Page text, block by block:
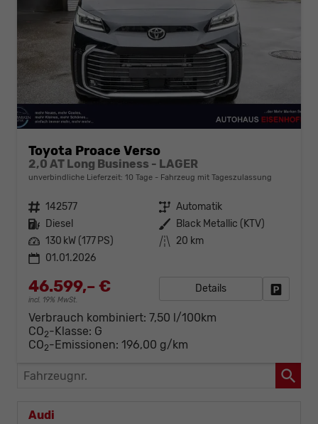
Toyota Proace Verso
2,0 AT Long Business - LAGER
unverbindliche Lieferzeit: 10 Tage Fahrzeug mit Tageszulassung
Fahrzeugnr. 142577 Getriebe Automatik
Kraftstoff Diesel Außenfarbe Black Metallic (KTV)
Leistung 130 kW (177 PS) Kilometerstand 20 km
01.01.2026
46.599,– €
incl. 19% MwSt.
Details
Verbrauch kombiniert: 7,50 l/100km
CO2-Klasse: G
CO2-Emissionen: 196,00 g/km
Fahrzeugnr.
Audi